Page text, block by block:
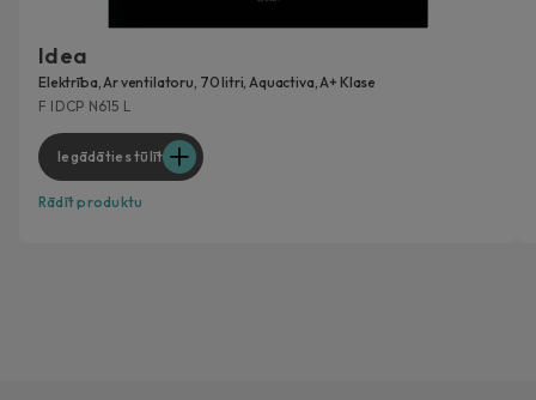
Idea
Elektrība, Ar ventilatoru, 70 litri, Aquactiva, A+ Klase
F IDCP N615 L
Iegādāties tūlīt
Rādīt produktu